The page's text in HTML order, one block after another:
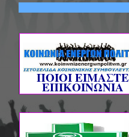
ΠΟΙΟΙ ΕΙΜΑΣΤΕ
ΕΠΙΚΟΙΝΩΝΙΑ